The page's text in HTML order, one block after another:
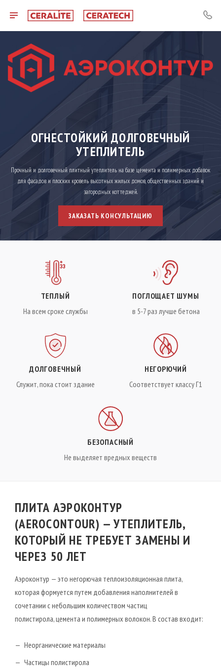
ОГНЕСТОЙКИЙ ДОЛГОВЕЧНЫЙ
УТЕПЛИТЕЛЬ
Прочный и долговечный плитный утеплитель на базе цемента и полимерных добавок
для фасадов и плоских кровель высотных жилых домов, общественных зданий и
загородных коттеджей.
ЗАКАЗАТЬ КОНСУЛЬТАЦИЮ
ТЕПЛЫЙ
На всем сроке службы
ПОГЛОЩАЕТ ШУМЫ
в 5-7 раз лучше бетона
ДОЛГОВЕЧНЫЙ
Служит, пока стоит здание
НЕГОРЮЧИЙ
Соответствует классу Г1
БЕЗОПАСНЫЙ
Не выделяет вредных веществ
ПЛИТА АЭРОКОНТУР
(AEROСONTOUR) — УТЕПЛИТЕЛЬ,
КОТОРЫЙ НЕ ТРЕБУЕТ ЗАМЕНЫ И
ЧЕРЕЗ 50 ЛЕТ
Аэроконтур — это негорючая теплоизоляционная плита,
которая формуется путем добавления наполнителей в
сочетании с небольшим количеством частиц
полистирола, цемента и полимерных волокон. В состав входит:
Неорганические материалы
Частицы полистирола